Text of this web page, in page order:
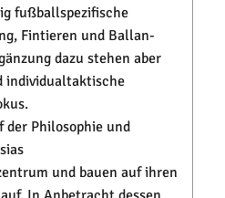
fußballspezifische
Fintieren und Ballan-
dazu stehen aber
individualtaktische
der Philosophie und
und bauen auf ihren